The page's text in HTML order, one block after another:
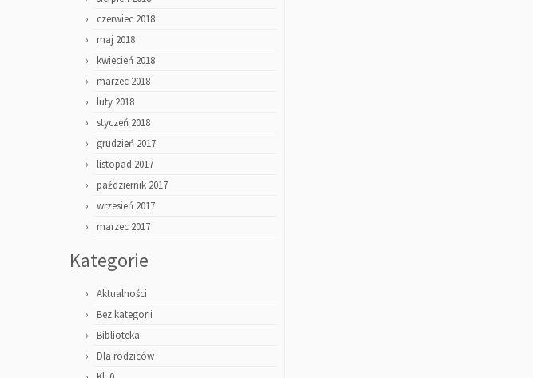
czerwiec 2018
maj 2018
kwiecień 2018
marzec 2018
luty 2018
styczeń 2018
grudzień 2017
listopad 2017
październik 2017
wrzesień 2017
marzec 2017
Kategorie
Aktualności
Bez kategorii
Biblioteka
Dla rodziców